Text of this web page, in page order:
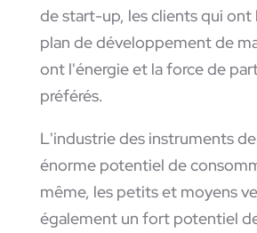
de start-up, les clients qui ont
plan de développement de
ont l'énergie et la force de
préférés.
L'industrie des instruments de
énorme potentiel de
même, les petits et moyens
également un fort potentiel